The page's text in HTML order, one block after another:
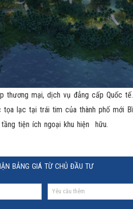
thương mại, dịch vụ đẳng cấp Quốc
lạc tại trái tim của thành phố mới
tiện ích ngoại khu hiện hữu.
BẢNG GIÁ TỪ CHỦ ĐẦU TƯ